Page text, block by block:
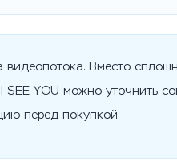
видеопотока. Вместо
YOU можно уточнить
перед покупкой.